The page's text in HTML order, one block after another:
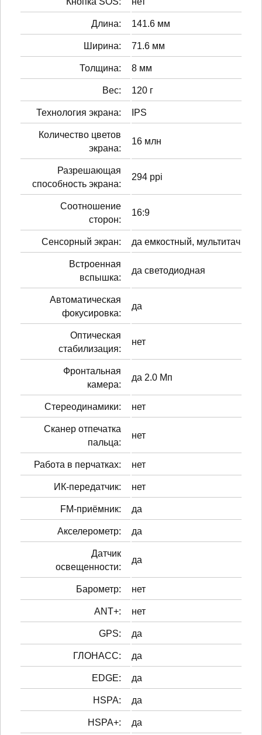
Длина: 141.6 мм
Ширина: 71.6 мм
Толщина: 8 мм
Вес: 120 г
Технология экрана: IPS
Количество цветов
экрана:
16 млн
Разрешающая
способность экрана:
294 ppi
Соотношение
сторон:
16:9
Сенсорный экран: да емкостный, мультитач
Встроенная
вспышка:
да светодиодная
Автоматическая
фокусировка:
да
Оптическая
стабилизация:
нет
Фронтальная
камера:
да 2.0 Мп
Стереодинамики: нет
Сканер отпечатка
пальца:
нет
Работа в перчатках: нет
ИК-передатчик: нет
FM-приёмник: да
Акселерометр: да
Датчик
освещенности:
да
Барометр: нет
ANT+: нет
GPS: да
ГЛОНАСС: да
EDGE: да
HSPA: да
HSPA+: да